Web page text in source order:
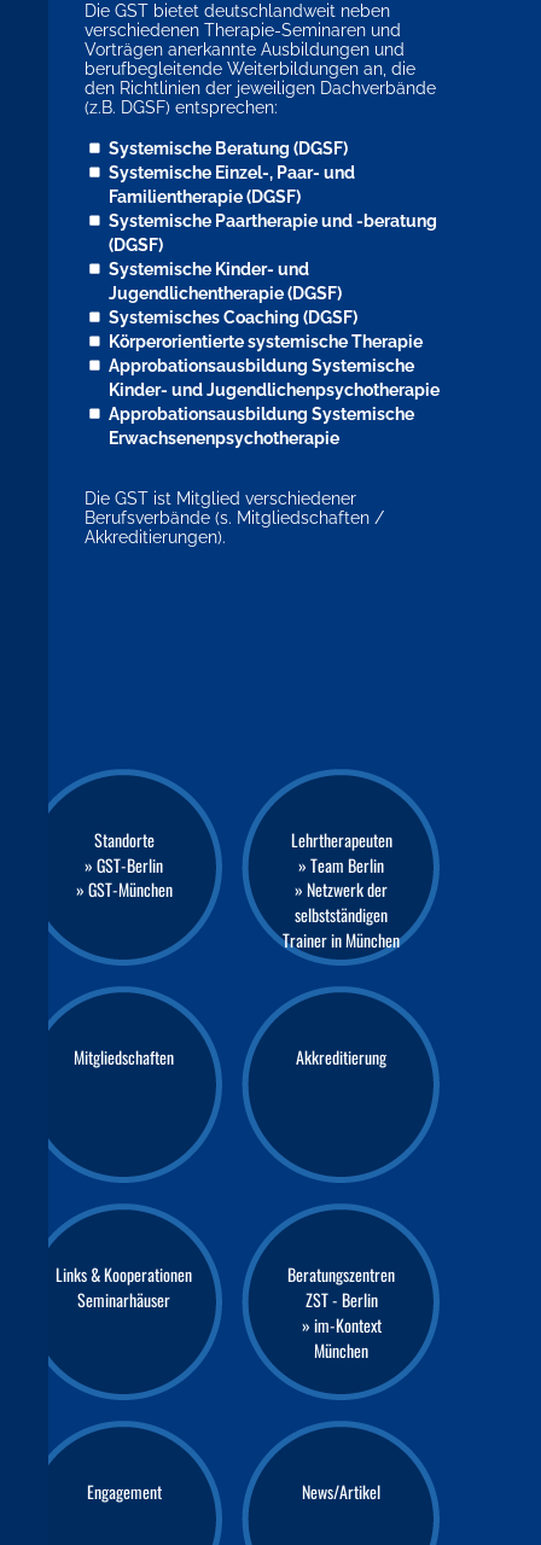
Die GST bietet deutschlandweit neben
verschiedenen Therapie-Seminaren und
Vorträgen anerkannte Ausbildungen und
berufbegleitende Weiterbildungen an, die
den Richtlinien der jeweiligen Dachverbände
(z.B. DGSF) entsprechen:
Systemische Beratung (DGSF)
Systemische Einzel-, Paar- und
Familientherapie (DGSF)
Systemische Paartherapie und -beratung
(DGSF)
Systemische Kinder- und
Jugendlichentherapie (DGSF)
Systemisches Coaching (DGSF)
Körperorientierte systemische Therapie
Approbationsausbildung Systemische
Kinder- und Jugendlichenpsychotherapie
Approbationsausbildung Systemische
Erwachsenenpsychotherapie
Die GST ist Mitglied verschiedener
Berufsverbände (s. Mitgliedschaften /
Akkreditierungen).
Standorte
» GST-Berlin
» GST-München
Lehrtherapeuten
» Team Berlin
» Netzwerk der
selbstständigen
Trainer in München
Mitgliedschaften Akkreditierung
Links & Kooperationen
Seminarhäuser
Beratungszentren
ZST - Berlin
» im-Kontext
München
Engagement News/Artikel